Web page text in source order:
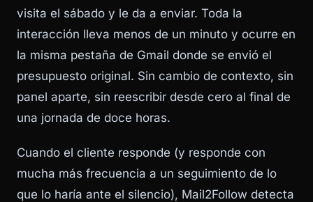
visita el sábado y le da a enviar. Toda la
interacción lleva menos de un minuto y ocurre en
la misma pestaña de Gmail donde se envió el
presupuesto original. Sin cambio de contexto, sin
panel aparte, sin reescribir desde cero al final de
una jornada de doce horas.
Cuando el cliente responde (y responde con
mucha más frecuencia a un seguimiento de lo
que lo haría ante el silencio), Mail2Follow detecta